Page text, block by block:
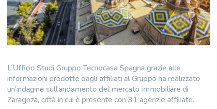
L’Ufficio Studi Gruppo Tecnocasa Spagna grazie alle
informazioni prodotte dagli affiliati al Gruppo ha realizzato
un’indagine sull’andamento del mercato immobiliare di
Zaragoza, città in cui è presente con 31 agenzie affiliate.